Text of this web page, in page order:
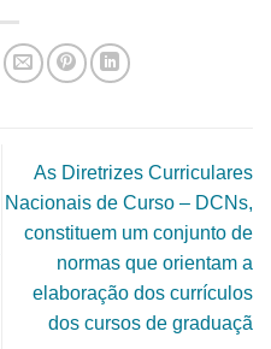
As Diretrizes Curriculares
Nacionais de Curso – DCNs,
constituem um conjunto de
normas que orientam a
elaboração dos currículos
dos cursos de graduaçã